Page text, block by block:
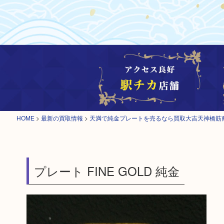
HOME > 最新の買取情報 > 天満で純金プレートを売るなら買取大吉天神橋筋
プレート FINE GOLD 純金